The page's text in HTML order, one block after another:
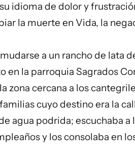
idioma de dolor y
la muerte en Vida, la
a un rancho de lata
en la parroquia Sagrados
zona cercana a los
cuyo destino era la
agua podrida; escuchaba a
y los consolaba en